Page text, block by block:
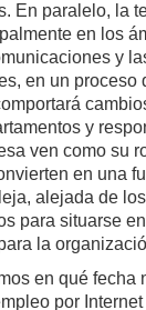
En paralelo, la
en los
y
en un proceso
y
ven como su
en una
alejada de
para situarse
la
en qué fecha
por